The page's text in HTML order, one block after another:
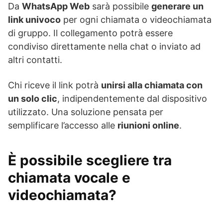
Da WhatsApp Web sarà possibile generare un
link univoco per ogni chiamata o videochiamata
di gruppo. Il collegamento potrà essere
condiviso direttamente nella chat o inviato ad
altri contatti.
Chi riceve il link potrà unirsi alla chiamata con
un solo clic, indipendentemente dal dispositivo
utilizzato. Una soluzione pensata per
semplificare l’accesso alle riunioni online.
È possibile scegliere tra
chiamata vocale e
videochiamata?